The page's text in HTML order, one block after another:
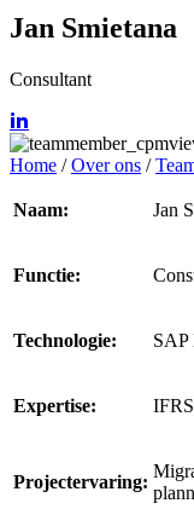
Jan Smietana
Consultant
Home /Over ons /
Naam: Jan
Functie:
Technologie: SAP
Expertise:
Projectervaring: